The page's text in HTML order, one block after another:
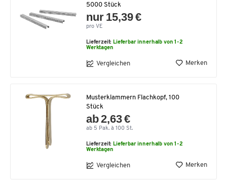
5000 Stück
nur 15,39 €
pro VE
Lieferzeit:Lieferbar innerhalb von 1-2
Werktagen
Vergleichen Merken
Musterklammern Flachkopf, 100
Stück
ab 2,63 €
ab 5 Pak. à 100 St.
Lieferzeit:Lieferbar innerhalb von 1-2
Werktagen
Vergleichen Merken